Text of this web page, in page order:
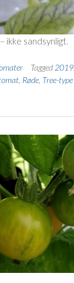
ikke sandsynligt.
Tagged 2019
Røde Tree-type